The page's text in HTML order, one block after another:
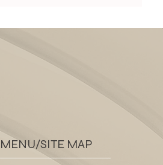
は？効果・持続期間・ダウ
座の医師が解説
SITE MAP